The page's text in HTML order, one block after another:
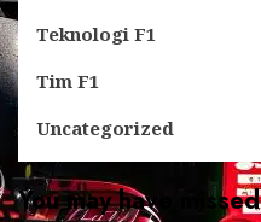
Teknologi F1
Tim F1
Uncategorized
You may have missed